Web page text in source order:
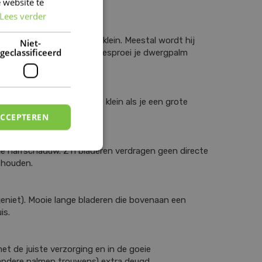
jou thuis:
blijft de palm relatief klein. Meestal wordt hij
luchtvochtigheid, dus besproei je dwergpalm
dus koop je plant niet te klein als je een grote
Z’n bladeren verdragen geen directe
Mooie lange bladeren die bovenaan een
de juiste verzorging en in de goeie
Lees verder
Niet-
geclassificeerd